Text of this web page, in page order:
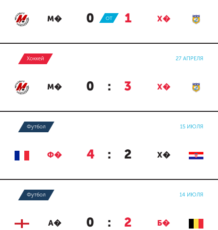
М� 0 : 1 Х�
ОТ
Хоккей 27 АПРЕЛЯ
М� 0 : 3 Х�
Футбол 15 ИЮЛЯ
Ф� 4 : 2 Х�
Футбол 14 ИЮЛЯ
А� 0 : 2 Б�